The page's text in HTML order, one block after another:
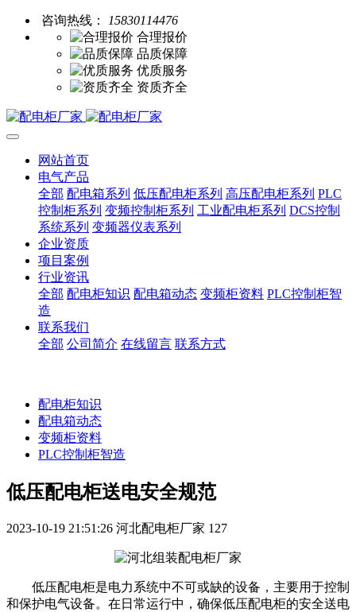
咨询热线：
15830114476
合理报价
品质保障
优质服务
资质齐全
网站首页
电气产品
全部 配电箱系列 低压配电柜系列 高压配电柜系列 PLC
控制柜系列 变频控制柜系列 工业配电柜系列 DCS控制
系统系列 变频器仪表系列
企业资质
项目案例
行业资讯
全部 配电柜知识 配电箱动态 变频柜资料 PLC控制柜智
造
联系我们
全部 公司简介 在线留言 联系方式
配电柜知识
配电箱动态
变频柜资料
PLC控制柜智造
低压配电柜送电安全规范
2023-10-19 21:51:26 河北配电柜厂家 127
低压配电柜是电力系统中不可或缺的设备，主要用于控制
和保护电气设备。在日常运行中，确保低压配电柜的安全送电